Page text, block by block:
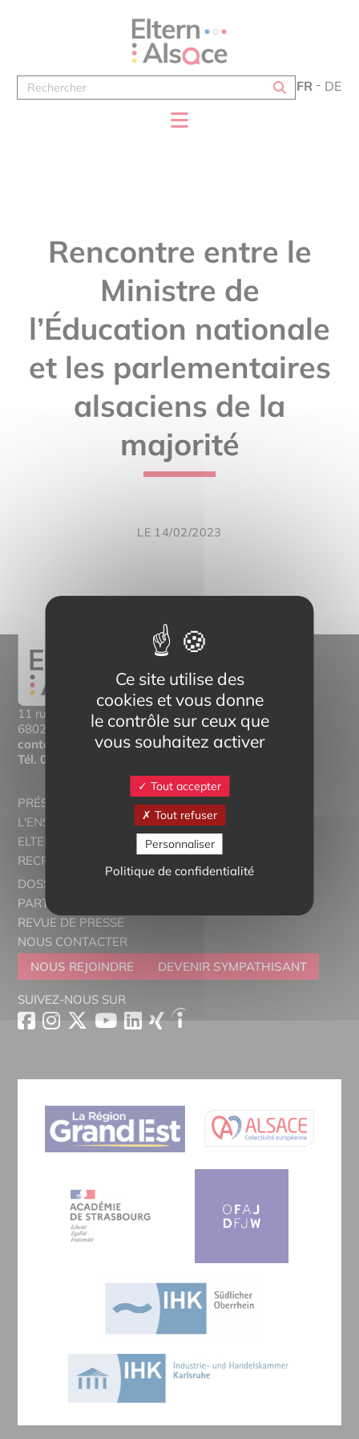
FR DE
Rencontre entre le
Ministre de
l’Éducation nationale
et les parlementaires
alsaciens de la
majorité
LE 14/02/2023
11 rue Mittlerweg,
68025 Colmar Cedex
contact@eltern-bilinguisme.org
Tél. 03 89 20 46 74
PRÉSENTATION
L'ENSEIGNEMENT BILINGUE
ELTERN ALSACE - EUROSTAGES
RECRUTORRS
DOSSIERS THÉMATIQUES
PARTENAIRES
REVUE DE PRESSE
NOUS CONTACTER
NOUS REJOINDRE
DEVENIR SYMPATHISANT
SUIVEZ-NOUS SUR
Ce site utilise des
cookies et vous donne
le contrôle sur ceux que
vous souhaitez activer
Tout accepter
Tout refuser
Personnaliser
Politique de confidentialité